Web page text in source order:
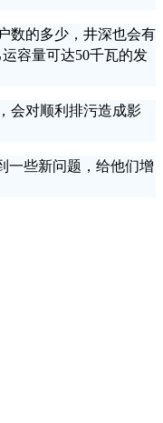
数的多少，井深也会有
容量可达50千瓦的发
会对顺利排污造成影
一些新问题，给他们增